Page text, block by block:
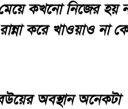
কখনো নিজের হয়
করে খাওয়াও না
অবস্থান অনেকটা